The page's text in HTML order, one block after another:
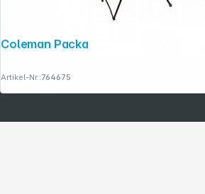
Artikel-Nr.:764675